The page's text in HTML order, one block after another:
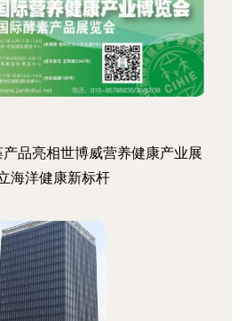
品亮相世博威营养健康产业展
海洋健康新标杆